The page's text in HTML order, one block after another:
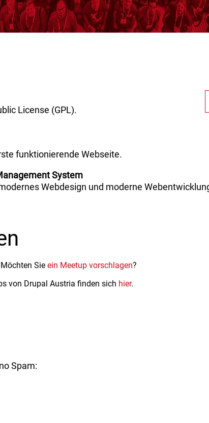
License (GPL).
funktionierende Webseite.
System
Webdesign und moderne
Sie ein Meetup vorschlagen?
von Drupal Austria finden sich hier.
Spam: